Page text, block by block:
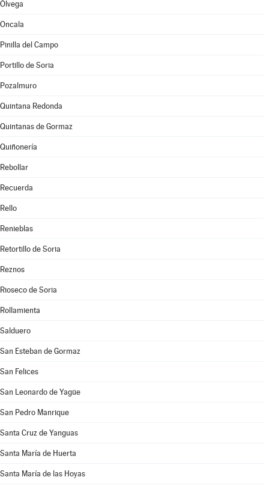
Ólvega
Oncala
Pinilla del Campo
Portillo de Soria
Pozalmuro
Quintana Redonda
Quintanas de Gormaz
Quiñonería
Rebollar
Recuerda
Rello
Renieblas
Retortillo de Soria
Reznos
Rioseco de Soria
Rollamienta
Salduero
San Esteban de Gormaz
San Felices
San Leonardo de Yagüe
San Pedro Manrique
Santa Cruz de Yanguas
Santa María de Huerta
Santa María de las Hoyas